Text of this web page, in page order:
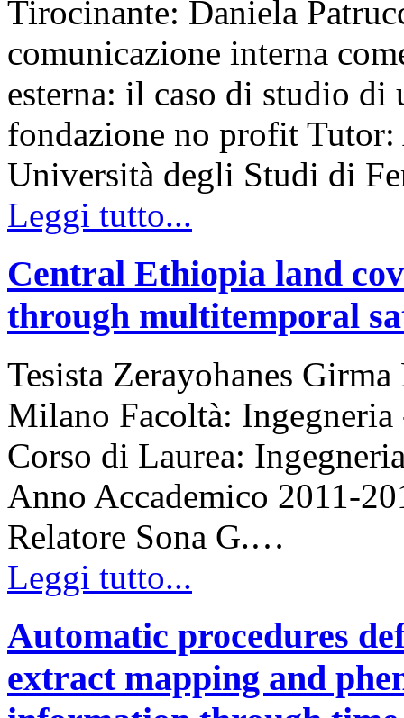
Tirocinante: Daniela
comunicazione interna
esterna: il caso di studio
fondazione no profit
Università degli Studi di
Leggi tutto...
Central Ethiopia land
through multitemporal
Tesista Zerayohanes
Milano Facoltà:
Corso di Laurea:
Anno Accademico 2011-
Relatore Sona G.…
Leggi tutto...
Automatic procedures
extract mapping and